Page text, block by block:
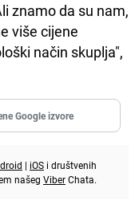
znamo da su nam,
više cijene
način skuplja",
Google izvore
| iOS i društvenih
našeg ViberChata.